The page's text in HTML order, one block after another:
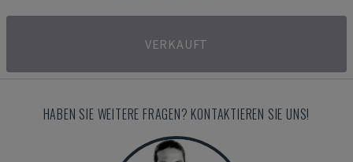
VERKAUFT
HABEN SIE WEITERE FRAGEN? KONTAKTIEREN SIE UNS!